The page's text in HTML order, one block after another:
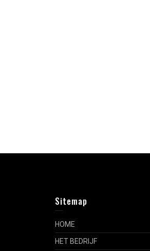
Sitemap
HOME
HET BEDRIJF